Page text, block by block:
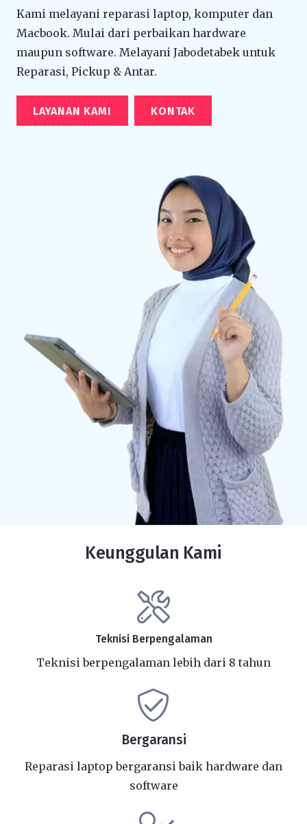
Kami melayani reparasi laptop, komputer dan
Macbook. Mulai dari perbaikan hardware
maupun software. Melayani Jabodetabek untuk
Reparasi, Pickup & Antar.
LAYANAN KAMI KONTAK
Keunggulan Kami
Teknisi Berpengalaman
Teknisi berpengalaman lebih dari 8 tahun
Bergaransi
Reparasi laptop bergaransi baik hardware dan
software